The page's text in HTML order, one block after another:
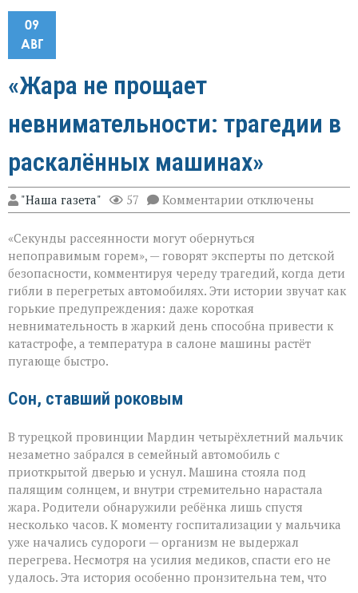
09
АВГ
«Жара не прощает
невнимательности: трагедии в
раскалённых машинах»
"Наша газета" 57 Комментарии к
записи
не
прощает
невнимательности:
трагедии
в
раскалённых
машинах»
отключены
«Секунды рассеянности могут обернуться
непоправимым горем», — говорят эксперты по детской
безопасности, комментируя череду трагедий, когда дети
гибли в перегретых автомобилях. Эти истории звучат как
горькие предупреждения: даже короткая
невнимательность в жаркий день способна привести к
катастрофе, а температура в салоне машины растёт
пугающе быстро.
Сон, ставший роковым
В турецкой провинции Мардин четырёхлетний мальчик
незаметно забрался в семейный автомобиль с
приоткрытой дверью и уснул. Машина стояла под
палящим солнцем, и внутри стремительно нарастала
жара. Родители обнаружили ребёнка лишь спустя
несколько часов. К моменту госпитализации у мальчика
уже начались судороги — организм не выдержал
перегрева. Несмотря на усилия медиков, спасти его не
удалось. Эта история особенно пронзительна тем, что